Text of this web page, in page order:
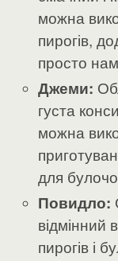
можна
пирогів,
просто
Джеми:
густа
можна
для
Повидло:
відмінний
пирогів і